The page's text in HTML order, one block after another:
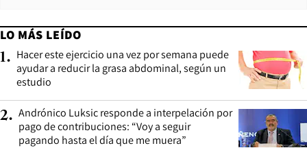
LO MÁS LEÍDO
1. Hacer este ejercicio una vez por semana puede
ayudar a reducir la grasa abdominal, según un
estudio
2. Andrónico Luksic responde a interpelación por
pago de contribuciones: “Voy a seguir
pagando hasta el día que me muera”